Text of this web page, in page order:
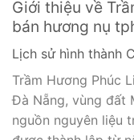
Giới thiệu về
bán hương nụ
Lịch sử hình thành